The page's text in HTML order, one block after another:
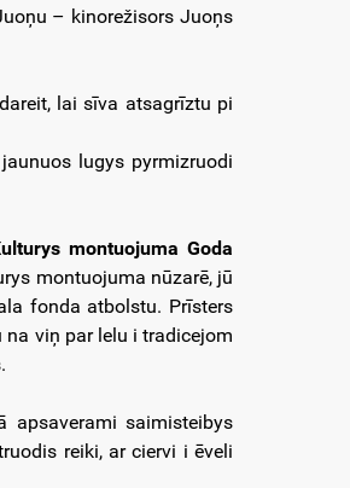
– kinorežisors Juoņs
lai sīva atsagrīztu pi
lugys pyrmizruodi
montuojuma Goda
montuojuma nūzarē, jū
fonda atbolstu. Prīsters
viņ par lelu i tradicejom
apsaverami saimisteibys
reiki, ar ciervi i ēveli